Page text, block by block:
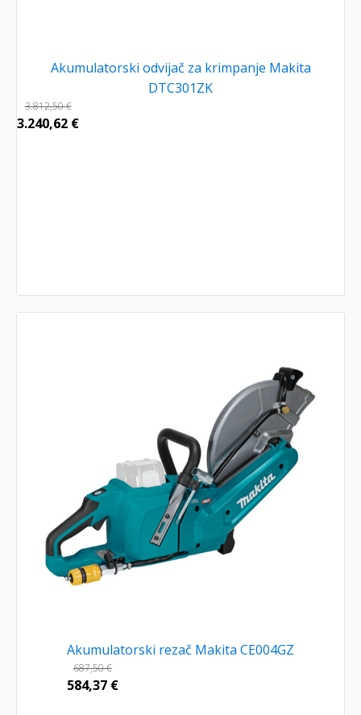
Akumulatorski odvijač za krimpanje Makita
DTC301ZK
3.812,50€
3.240,62 €
Akumulatorski rezač Makita CE004GZ
687,50€
584,37 €